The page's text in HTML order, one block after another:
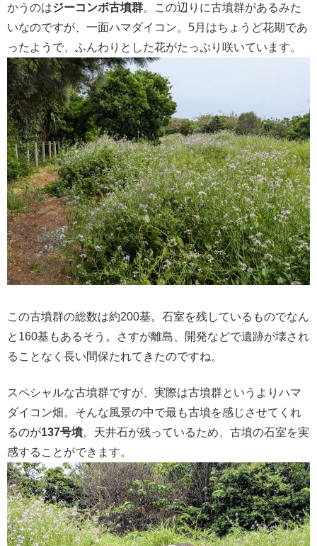
かうのはジーコンボ古墳群。この辺りに古墳群があるみた
いなのですが、一面ハマダイコン。5月はちょうど花期であ
ったようで、ふんわりとした花がたっぷり咲いています。
この古墳群の総数は約200基。石室を残しているものでなん
と160基もあるそう。さすが離島、開発などで遺跡が壊され
ることなく長い間保たれてきたのですね。
スペシャルな古墳群ですが、実際は古墳群というよりハマ
ダイコン畑。そんな風景の中で最も古墳を感じさせてくれ
るのが137号墳。天井石が残っているため、古墳の石室を実
感することができます。